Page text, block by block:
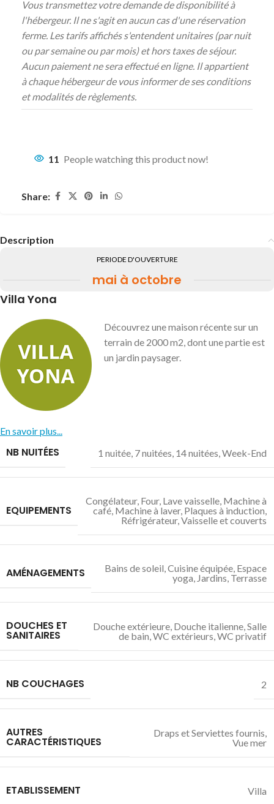
Vous transmettez votre demande de disponibilité à
l'hébergeur. Il ne s'agit en aucun cas d'une réservation
ferme. Les tarifs affichés s'entendent unitaires (par nuit
ou par semaine ou par mois) et hors taxes de séjour.
Aucun paiement ne sera effectué en ligne. Il appartient
à chaque hébergeur de vous informer de ses conditions
et modalités de règlements.
11 People watching this product now!
Share:
Description
PERIODE D'OUVERTURE
mai à octobre
Villa Yona
Découvrez une maison récente sur un
terrain de 2000 m2, dont une partie est
un jardin paysager.
En savoir plus...
NB NUITÉES 1 nuitée, 7 nuitées, 14 nuitées,Week-End
EQUIPEMENTS
Congélateur, Four, Lave vaisselle, Machine à
café, Machine à laver, Plaques à induction,
Réfrigérateur,Vaisselle et couverts
AMÉNAGEMENTS Bains de soleil,Cuisine équipée, Espace
yoga, Jardins, Terrasse
DOUCHES ET
SANITAIRES
Douche extérieure, Douche italienne,Salle
de bain,WC extérieurs,WC privatif
NB COUCHAGES 2
AUTRES
CARACTÉRISTIQUES
Draps et Serviettes fournis,
Vue mer
ETABLISSEMENT Villa